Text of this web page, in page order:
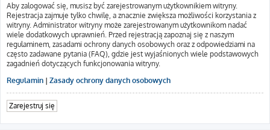
Aby zalogować się, musisz być zarejestrowanym użytkownikiem witryny.
Rejestracja zajmuje tylko chwilę, a znacznie zwiększa możliwości korzystania z
witryny. Administrator witryny może zarejestrowanym użytkownikom nadać
wiele dodatkowych uprawnień. Przed rejestracją zapoznaj się z naszym
regulaminem, zasadami ochrony danych osobowych oraz z odpowiedziami na
często zadawane pytania (FAQ), gdzie jest wyjaśnionych wiele podstawowych
zagadnień dotyczących funkcjonowania witryny.
Regulamin | Zasady ochrony danych osobowych
Zarejestruj się